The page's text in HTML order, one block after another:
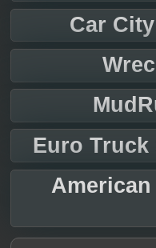
Car
Euro